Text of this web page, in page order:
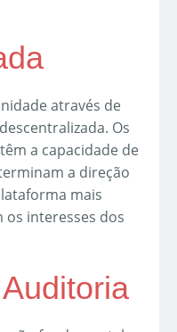
através de
Os
a capacidade de
a direção
mais
os interesses dos